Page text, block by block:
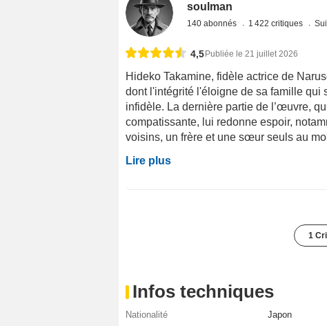
soulman
140 abonnés 1 422 critiques
4,5 Publiée le 21 juillet 2026
Hideko Takamine, fidèle actrice de
dont l'intégrité l'éloigne de sa famille qui
infidèle. La dernière partie de l’œuvre,
compatissante, lui redonne espoir,
voisins, un frère et une sœur seuls au
Lire plus
1
Infos techniques
Nationalité
Japon